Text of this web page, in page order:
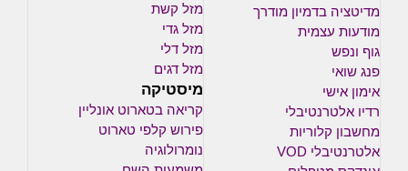
מדיטציה בדמיון מודרך
מודעות עצמית
גוף ונפש
פנג שואי
אימון אישי
רדיו אלטרנטיבלי
מחשבון קלוריות
אלטרנטיבלי VOD
מזל קשת
מזל גדי
מזל דלי
מזל דגים
מיסטיקה
קריאה בטארוט אונליין
פירוש קלפי טארוט
נומרולוגיה